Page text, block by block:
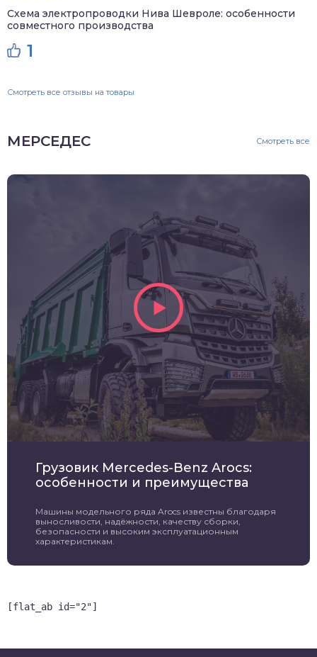
Схема электропроводки Нива Шевроле: особенности
совместного производства
1
Смотреть все отзывы на товары
МЕРСЕДЕС Смотреть все
Грузовик Mercedes-Benz Arocs:
особенности и преимущества
Машины модельного ряда Arocs известны благодаря
выносливости, надёжности, качеству сборки,
безопасности и высоким эксплуатационным
характеристикам.
[flat_ab id="2"]